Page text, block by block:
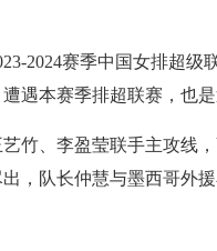
2024赛季中国女排超
遭遇本赛季排超联赛，也
竹、李盈莹联手主攻线
，队长仲慧与墨西哥外